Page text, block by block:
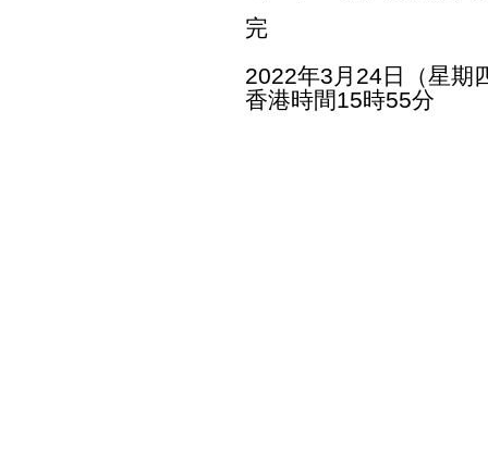
完
2022年3月24日（星期
香港時間15時55分